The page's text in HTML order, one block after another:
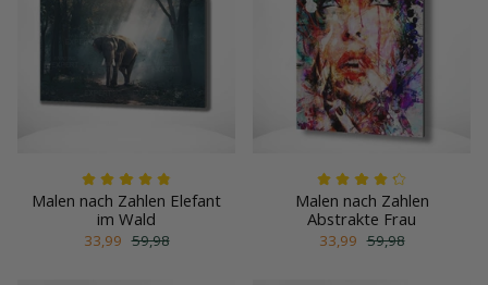
Malen nach Zahlen Elefant
im Wald
33,99 59,98
Malen nach Zahlen
Abstrakte Frau
33,99 59,98